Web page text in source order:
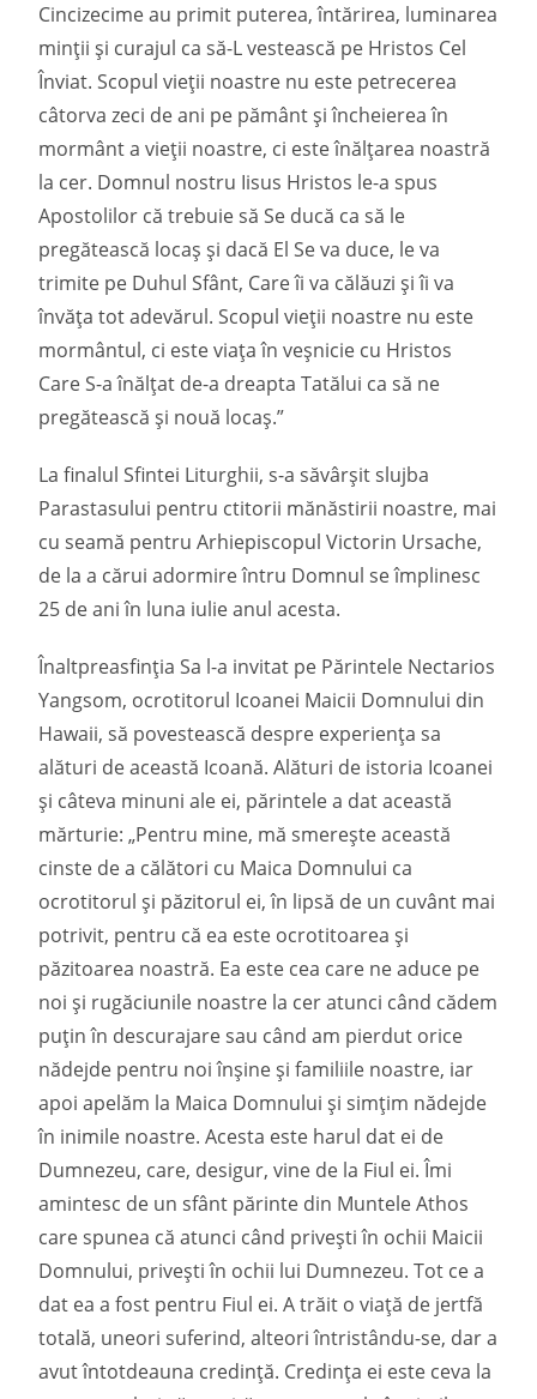
Cincizecime au primit puterea, întărirea, luminarea
minții și curajul ca să-L vestească pe Hristos Cel
Înviat. Scopul vieții noastre nu este petrecerea
câtorva zeci de ani pe pământ și încheierea în
mormânt a vieții noastre, ci este înălțarea noastră
la cer. Domnul nostru Iisus Hristos le-a spus
Apostolilor că trebuie să Se ducă ca să le
pregătească locaș și dacă El Se va duce, le va
trimite pe Duhul Sfânt, Care îi va călăuzi și îi va
învăța tot adevărul. Scopul vieții noastre nu este
mormântul, ci este viața în veșnicie cu Hristos
Care S-a înălțat de-a dreapta Tatălui ca să ne
pregătească și nouă locaș.”
La finalul Sfintei Liturghii, s-a săvârșit slujba
Parastasului pentru ctitorii mănăstirii noastre, mai
cu seamă pentru Arhiepiscopul Victorin Ursache,
de la a cărui adormire întru Domnul se împlinesc
25 de ani în luna iulie anul acesta.
Înaltpreasfinția Sa l-a invitat pe Părintele Nectarios
Yangsom, ocrotitorul Icoanei Maicii Domnului din
Hawaii, să povestească despre experiența sa
alături de această Icoană. Alături de istoria Icoanei
și câteva minuni ale ei, părintele a dat această
mărturie: „Pentru mine, mă smerește această
cinste de a călători cu Maica Domnului ca
ocrotitorul și păzitorul ei, în lipsă de un cuvânt mai
potrivit, pentru că ea este ocrotitoarea și
păzitoarea noastră. Ea este cea care ne aduce pe
noi și rugăciunile noastre la cer atunci când cădem
puțin în descurajare sau când am pierdut orice
nădejde pentru noi înșine și familiile noastre, iar
apoi apelăm la Maica Domnului și simțim nădejde
în inimile noastre. Acesta este harul dat ei de
Dumnezeu, care, desigur, vine de la Fiul ei. Îmi
amintesc de un sfânt părinte din Muntele Athos
care spunea că atunci când privești în ochii Maicii
Domnului, privești în ochii lui Dumnezeu. Tot ce a
dat ea a fost pentru Fiul ei. A trăit o viață de jertfă
totală, uneori suferind, alteori întristându-se, dar a
avut întotdeauna credință. Credința ei este ceva la